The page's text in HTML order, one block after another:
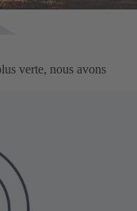
verte, nous avons